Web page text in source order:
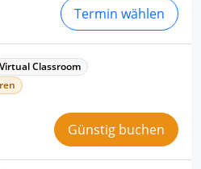
Termin wählen
Virtual Classroom
Günstig buchen